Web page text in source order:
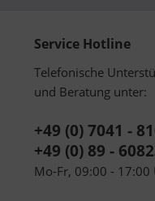
Service Hotline
Telefonische
und Beratung unter:
+49 (0) 7041 -
+49 (0) 89 -
Mo-Fr, 09:00 - 17:00